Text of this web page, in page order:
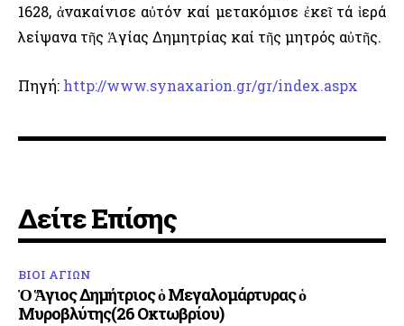
1628, ἀνακαίνισε αὐτόν καί μετακόμισε ἐκεῖ τά ἱερά
λείψανα τῆς Ἁγίας Δημητρίας καί τῆς μητρός αὐτῆς.
Πηγή: http://www.synaxarion.gr/gr/index.aspx
Δείτε Επίσης
ΒΙΟΙ ΑΓΙΩΝ
Ὁ Ἅγιος Δημήτριος ὁ Μεγαλομάρτυρας ὁ
Μυροβλύτης(26 Οκτωβρίου)